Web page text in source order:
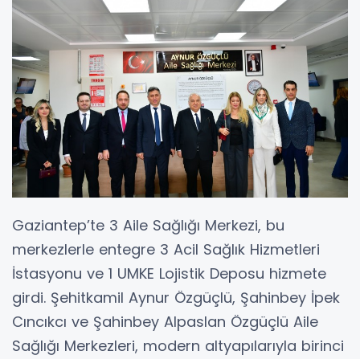
Gaziantep’te 3 Aile Sağlığı Merkezi, bu
merkezlerle entegre 3 Acil Sağlık Hizmetleri
İstasyonu ve 1 UMKE Lojistik Deposu hizmete
girdi. Şehitkamil Aynur Özgüçlü, Şahinbey İpek
Cıncıkcı ve Şahinbey Alpaslan Özgüçlü Aile
Sağlığı Merkezleri, modern altyapılarıyla birinci